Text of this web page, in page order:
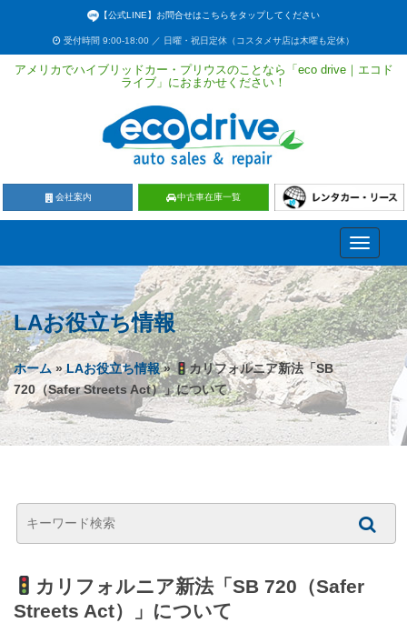
【公式LINE】お問合せはこちらをタップしてください
受付時間 9:00-18:00 ／ 日曜・祝日定休（コスタメサ店は木曜も定休）
アメリカでハイブリッドカー・プリウスのことなら「eco drive｜エコド
ライブ」におまかせください！
会社案内 中古車在庫一覧
Toggle
LAお役立ち情報
ホーム»LAお役立ち情報»
カリフォルニア新法「SB
720（Safer Streets Act）」について
カリフォルニア新法「SB 720（Safer
Streets Act）」について